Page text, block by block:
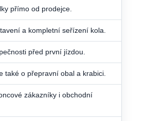
přímo od prodejce.
a kompletní seřízení kola.
před první jízdou.
také o přepravní obal a krabici.
zákazníky i obchodní